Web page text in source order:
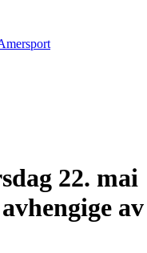
22. mai
av